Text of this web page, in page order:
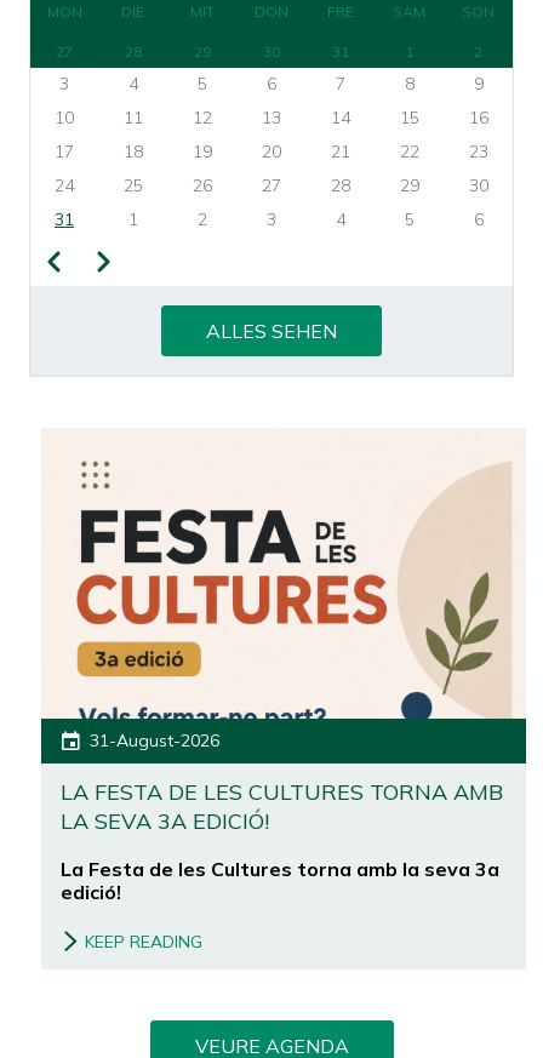
MON DIE MIT DON FRE SAM SON
27 28 29 30 31 1 2
3 4 5 6 7 8
9
10
11 12 13 14 15
16
17
18 19 20 21 22
23
24
25 26 27 28 29
30
31
1 2 3 4 5 6
Zurück Weiter
ALLES SEHEN
31-August-2026
LA FESTA DE LES CULTURES TORNA AMB
LA SEVA 3A EDICIÓ!
La Festa de les Cultures torna amb la seva 3a
edició!
KEEP READING
VEURE AGENDA